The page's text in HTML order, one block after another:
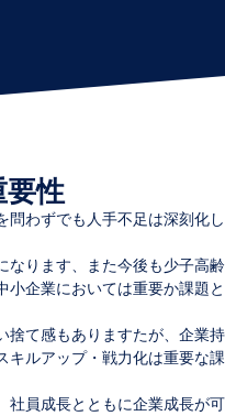
性
わずでも人手不足は深刻化し
ります、また今後も少子高齢
企業においては重要か課題と
て感もありますたが、企業持
キルアップ・戦力化は重要な課
員成長とともに企業成長が可